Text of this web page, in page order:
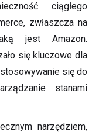
ciągłego
zwłaszcza na
jest Amazon.
się kluczowe dla
się do
stanami
narzędziem,